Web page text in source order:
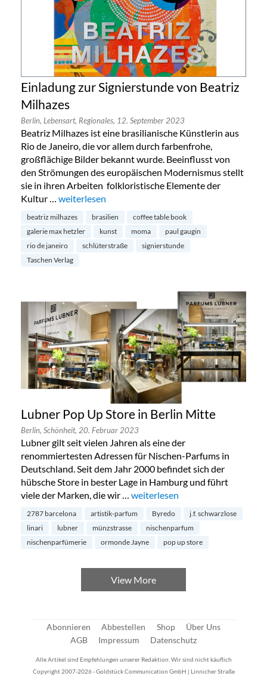
Einladung zur Signierstunde von Beatriz
Milhazes
Berlin, Lebensart, Regionales, 12. September 2023
Beatriz Milhazes ist eine brasilianische Künstlerin aus
Rio de Janeiro, die vor allem durch farbenfrohe,
großflächige Bilder bekannt wurde. Beeinflusst von
den Strömungen des europäischen Modernismus stellt
sie in ihren Arbeiten folkloristische Elemente der
Kultur … „Einladung zur Signierstunde von Beatriz Milhazes“
weiterlesen
beatriz milhazes brasilien
coffee table book
galerie max hetzler
kunst moma
paul gaugin
rio de janeiro
schlüterstraße
signierstunde
Taschen Verlag
Lubner Pop Up Store in Berlin Mitte
Berlin, Schönheit, 20. Februar 2023
Lubner gilt seit vielen Jahren als eine der
renommiertesten Adressen für Nischen-Parfums in
Deutschland. Seit dem Jahr 2000 befindet sich der
hübsche Store in bester Lage in Hamburg und führt
viele der Marken, die wir … „Lubner Pop Up Store in Berlin
weiterlesen
2787 barcelona artistik-parfum Byredo
j.f. schwarzlose
linari
lubner münzstrasse
nischenparfum
nischenparfümerie
ormonde Jayne pop up store
View More
Abonnieren Abbestellen Shop
Über Uns
AGB
Impressum Datenschutz
Alle Artikel sind Empfehlungen unserer Redaktion. Wir sind nicht käuflich
Copyright 2007-2026 - Goldstück Communication GmbH | Linnicher Straße